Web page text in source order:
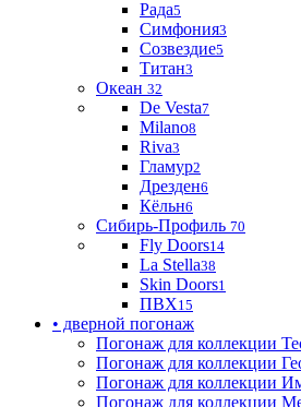
Рада5
Симфония3
Созвездие5
Титан3
Океан 32
De Vesta7
Milano8
Riva3
Гламур2
Дрезден6
Кёльн6
Сибирь-Профиль 70
Fly Doors14
La Stella38
Skin Doors1
ПВХ15
• дверной погонаж
Погонаж для коллекции
Погонаж для коллекции
Погонаж для коллекции
Погонаж для коллекции